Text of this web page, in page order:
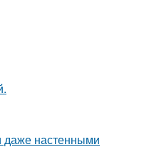
даже настенными